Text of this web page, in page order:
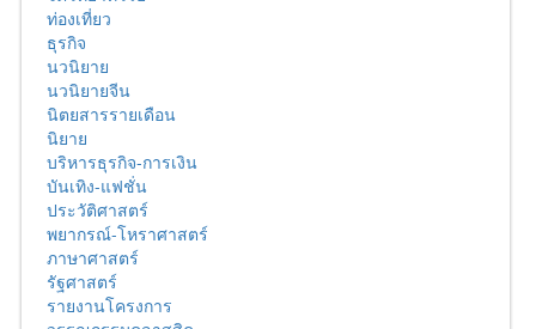
ท่องเที่ยว
ธุรกิจ
นวนิยาย
นวนิยายจีน
นิตยสารรายเดือน
นิยาย
บริหารธุรกิจ-การเงิน
บันเทิง-แฟชั่น
ประวัติศาสตร์
พยากรณ์-โหราศาสตร์
ภาษาศาสตร์
รัฐศาสตร์
รายงานโครงการ